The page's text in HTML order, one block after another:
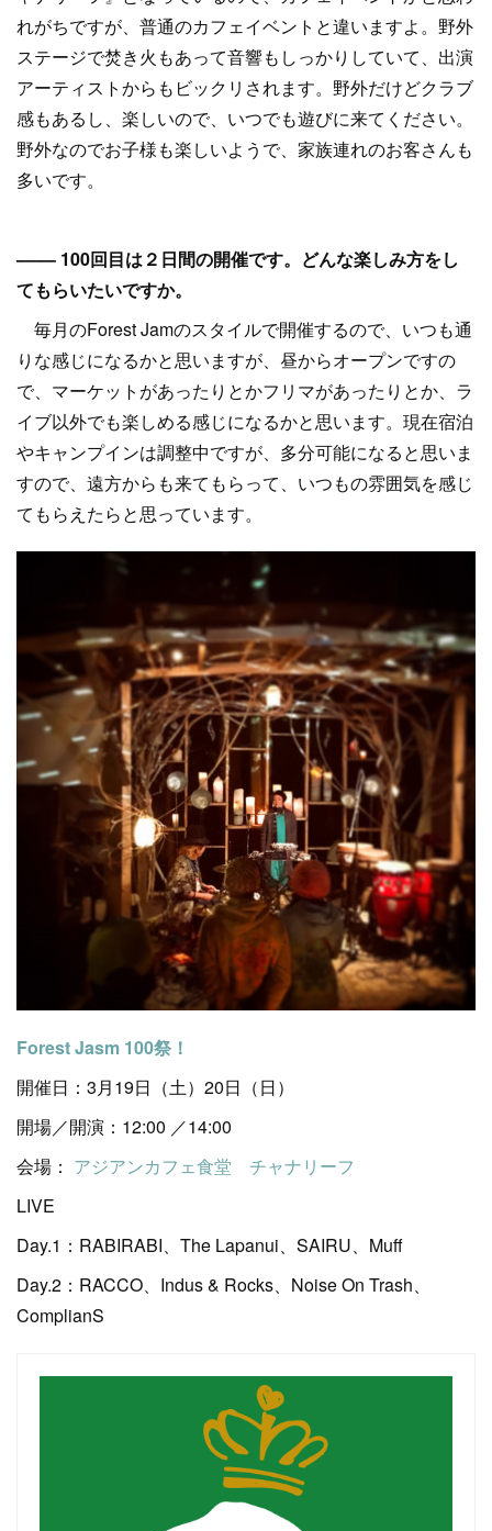
れがちですが、普通のカフェイベントと違いますよ。野外
ステージで焚き火もあって音響もしっかりしていて、出演
アーティストからもビックリされます。野外だけどクラブ
感もあるし、楽しいので、いつでも遊びに来てください。
野外なのでお子様も楽しいようで、家族連れのお客さんも
多いです。
–––– 100回目は２日間の開催です。どんな楽しみ方をし
てもらいたいですか。
毎月のForest Jamのスタイルで開催するので、いつも通
りな感じになるかと思いますが、昼からオープンですの
で、マーケットがあったりとかフリマがあったりとか、ラ
イブ以外でも楽しめる感じになるかと思います。現在宿泊
やキャンプインは調整中ですが、多分可能になると思いま
すので、遠方からも来てもらって、いつもの雰囲気を感じ
てもらえたらと思っています。
Forest Jasm 100祭！
開催日：3月19日（土）20日（日）
開場／開演：12:00 ／14:00
会場： アジアンカフェ食堂 チャナリーフ
LIVE
Day.1：RABIRABI、The Lapanui、SAIRU、Muff
Day.2：RACCO、Indus & Rocks、Noise On Trash、
ComplianS